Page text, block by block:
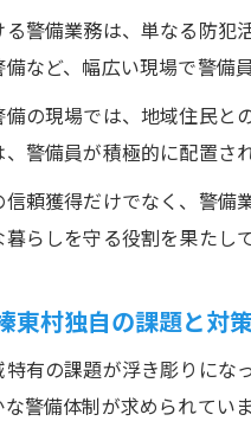
警備業務は、単なる防
など、幅広い現場で警備
の現場では、地域住民
警備員が積極的に配置さ
頼獲得だけでなく、警
らしを守る役割を果たして
東村独自の課題と対
有の課題が浮き彫りにな
警備体制が求められていま